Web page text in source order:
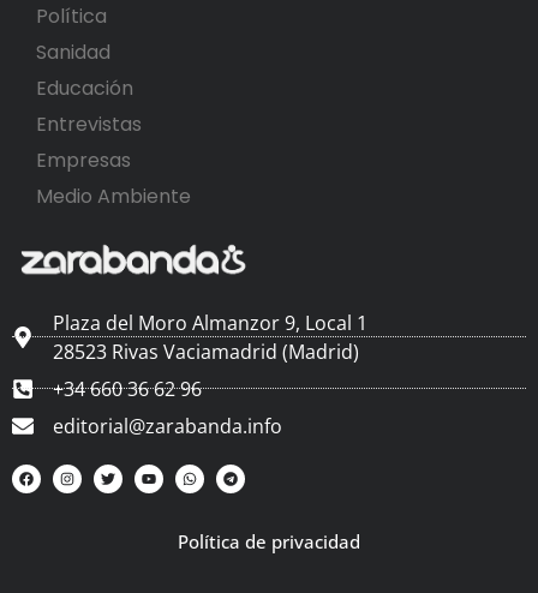
Política
Sanidad
Educación
Entrevistas
Empresas
Medio Ambiente
Plaza del Moro Almanzor 9, Local 1
28523 Rivas Vaciamadrid (Madrid)
+34 660 36 62 96
editorial@zarabanda.info
Política de privacidad